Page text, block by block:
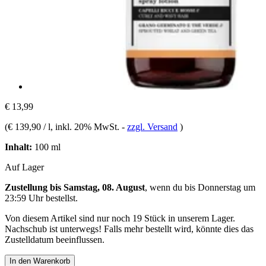
€ 13,99
(€ 139,90 / l, inkl. 20% MwSt. - zzgl. Versand )
Inhalt: 100 ml
Auf Lager
Zustellung bis Samstag, 08. August, wenn du bis Donnerstag um
23:59 Uhrbestellst.
Von diesem Artikel sind nur noch 19 Stück in unserem Lager.
Nachschub ist unterwegs! Falls mehr bestellt wird, könnte dies das
Zustelldatum beeinflussen.
In den Warenkorb